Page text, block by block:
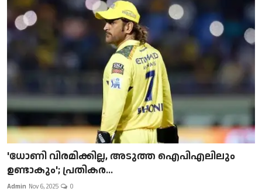
'ധോണി വിരമിക്കില്ല, അടുത്ത ഐപിഎലിലും
ഉണ്ടാകും'; പ്രതികര...
Admin Nov 6, 2025 0